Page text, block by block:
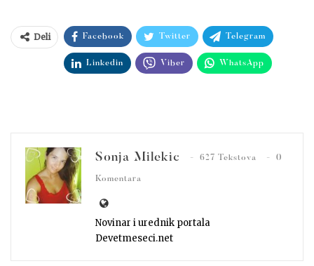
Deli Facebook Twitter Telegram
Linkedin Viber WhatsApp
Sonja Milekic 627 Tekstova 0
Komentara
Novinar i urednik portala
Devetmeseci.net